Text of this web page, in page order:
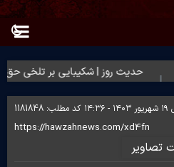
حدیث روز | شکیبایی بر تلخی حق
۱۹ شهریور ۱۴۰۳ - ۱۴:۳۶ کد مطلب: 1181848
تصاویر